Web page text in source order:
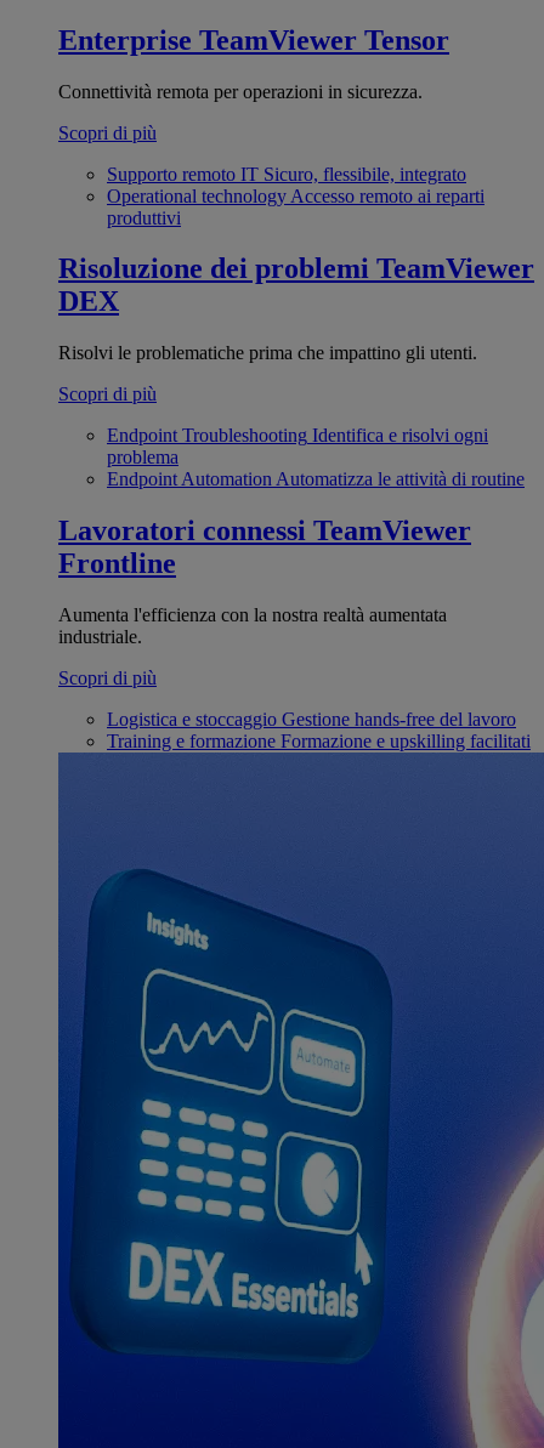
Enterprise TeamViewer Tensor
Connettività remota per operazioni in sicurezza.
Scopri di più
Supporto remoto IT Sicuro, flessibile, integrato
Operational technology Accesso remoto ai reparti
produttivi
Risoluzione dei problemi TeamViewer
DEX
Risolvi le problematiche prima che impattino gli utenti.
Scopri di più
Endpoint Troubleshooting Identifica e risolvi ogni
problema
Endpoint Automation Automatizza le attività di routine
Lavoratori connessi TeamViewer
Frontline
Aumenta l'efficienza con la nostra realtà aumentata
industriale.
Scopri di più
Logistica e stoccaggio Gestione hands-free del lavoro
Training e formazione Formazione e upskilling facilitati